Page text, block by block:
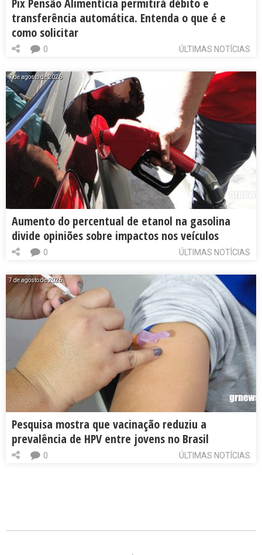
transferência automática. Entenda o que é e
como solicitar
ÚLTIMAS NOTÍCIAS
0
7 de agosto de 2026
Aumento do percentual de etanol na gasolina
divide opiniões sobre impactos nos veículos
ÚLTIMAS NOTÍCIAS
0
7 de agosto de 2026
Pesquisa mostra que vacinação reduziu a
prevalência de HPV entre jovens no Brasil
ÚLTIMAS NOTÍCIAS
0